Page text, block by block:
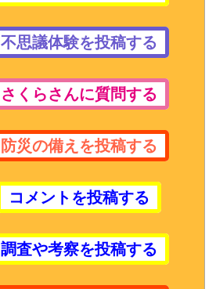
不思議体験を投稿する
さくらさんに質問する
防災の備えを投稿する
コメントを投稿する
調査や考察を投稿する